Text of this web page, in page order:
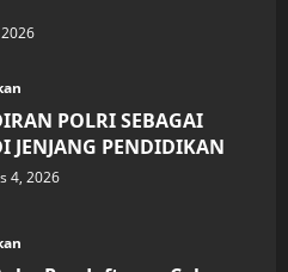
POLRI SEBAGAI
JENJANG PENDIDIKAN
4, 2026